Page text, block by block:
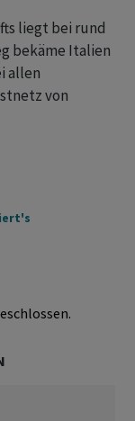
liegt bei rund
bekäme Italien
allen
von